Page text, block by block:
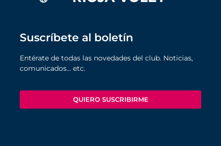
Suscríbete al boletín
Entérate de todas las novedades del club. Noticias,
comunicados… etc.
QUIERO SUSCRIBIRME